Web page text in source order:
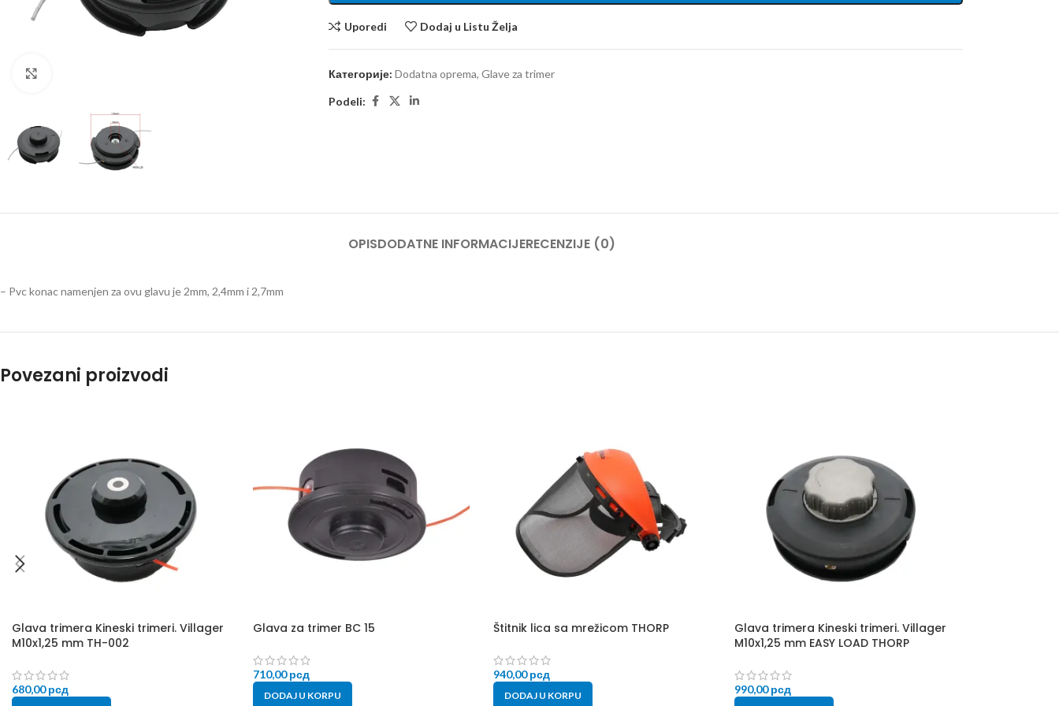
Uporedi Dodaj u Listu Želja
Категорије: Dodatna oprema, Glave za trimer
Podeli:
OPISDODATNE INFORMACIJERECENZIJE (0)
– Pvc konac namenjen za ovu glavu je 2mm, 2,4mm i 2,7mm
Povezani proizvodi
Glava trimera Kineski trimeri. Villager
M10x1,25 mm TH-002
680,00рсд
Glava za trimer BC 15
710,00рсд
DODAJ U KORPU
Štitnik lica sa mrežicom THORP
940,00рсд
DODAJ U KORPU
Glava trimera Kineski trimeri. Villager
M10x1,25 mm EASY LOAD THORP
990,00рсд